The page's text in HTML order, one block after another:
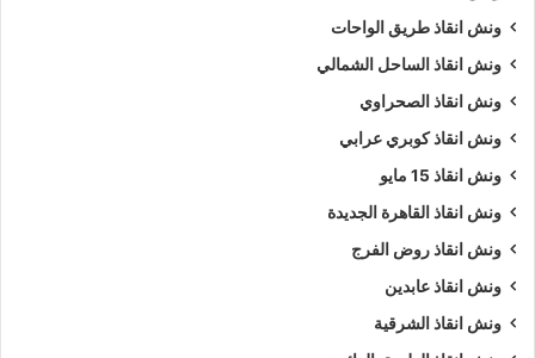
ونش انقاذ طريق الواحات
ونش انقاذ الساحل الشمالي
ونش انقاذ الصحراوي
ونش انقاذ كوبري عرابي
ونش انقاذ 15 مايو
ونش انقاذ القاهرة الجديدة
ونش انقاذ روض الفرج
ونش انقاذ عابدين
ونش انقاذ الشرقية